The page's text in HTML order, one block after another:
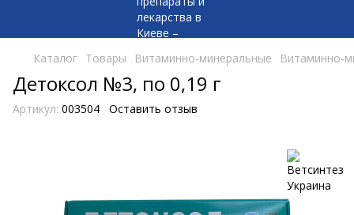
Каталог Товары Витаминно-минеральные Витаминно-
Детоксол №3, по 0,19 г
Артикул: 003504 Оставить отзыв